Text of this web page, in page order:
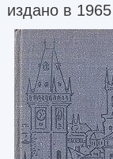
издано в 1965